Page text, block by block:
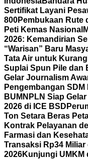
Sertifikat Layani
800Pembukaan Rute
Peti Kemas Nasional
2026: Kemandirian
“Warisan” Baru
Tata Air untuk
Suplai Spun Pile dan
Gelar Journalism
Pengembangan
BUMN PLN Siap
2026 di ICE BSD
Ton Setara Beras
Kontrak Pelayanan
Farmasi dan
Transaksi Rp34
2026Kunjungi UMKM